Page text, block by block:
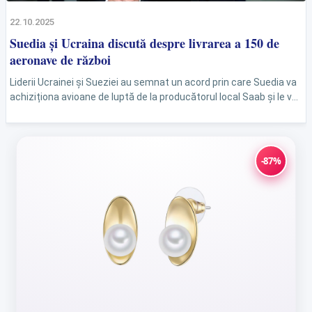
22.10.2025
Suedia și Ucraina discută despre livrarea a 150 de
aeronave de război
Liderii Ucrainei și Sueziei au semnat un acord prin care Suedia va
achiziționa avioane de luptă de la producătorul local Saab și le va
-87%